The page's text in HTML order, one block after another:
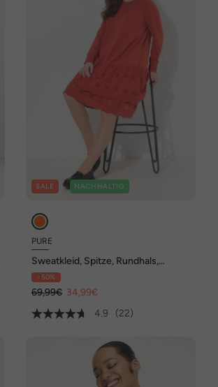
SALE NACHHALTIG
PURE
Sweatkleid, Spitze, Rundhals,
Langarm, Biobaumwolle
- 50%
69,99€ 34,99€
4.9
(22)